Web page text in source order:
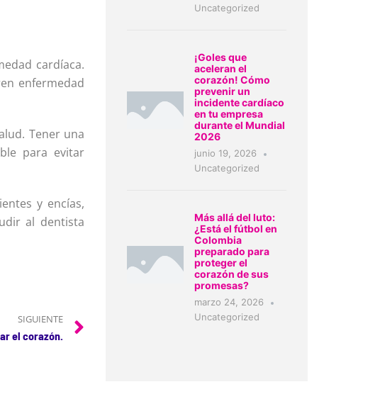
cardíaca.
enfermedad
Tener una
para evitar
y encías,
al dentista
SIGUIENTE
el corazón.
Uncategorized
¡Goles que
aceleran el
corazón! Cómo
prevenir un
incidente cardíaco
en tu empresa
durante el Mundial
2026
junio 19, 2026
Uncategorized
Más allá del luto:
¿Está el fútbol en
Colombia
preparado para
proteger el
corazón de sus
promesas?
marzo 24, 2026
Uncategorized